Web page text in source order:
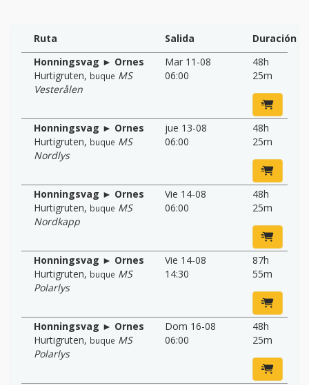
Ruta Salida
Duración
Honningsvag ► Ornes
Hurtigruten, buque MS
Vesterålen
Mar 11-08
06:00
48h
25m
Honningsvag ► Ornes
Hurtigruten, buque MS
Nordlys
jue 13-08
06:00
48h
25m
Honningsvag ► Ornes
Hurtigruten, buque MS
Nordkapp
Vie 14-08
06:00
48h
25m
Honningsvag ► Ornes
Hurtigruten, buque MS
Polarlys
Vie 14-08
14:30
87h
55m
Honningsvag ► Ornes
Hurtigruten, buque MS
Polarlys
Dom 16-08
06:00
48h
25m